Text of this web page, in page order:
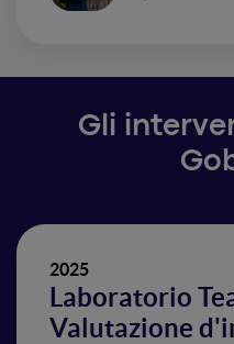
Gli
2025
Laboratorio
Valutazione